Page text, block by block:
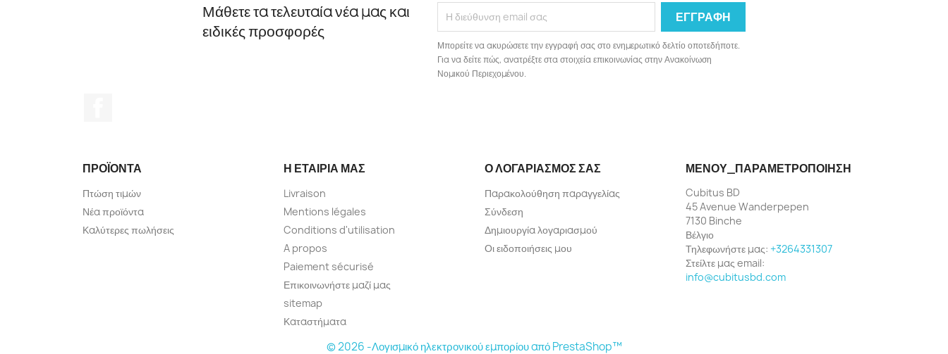
Μάθετε τα τελευταία νέα μας και
ειδικές προσφορές
Μπορείτε να ακυρώσετε την εγγραφή σας στο ενημερωτικό δελτίο οποτεδήποτε.
Για να δείτε πώς, ανατρέξτε στα στοιχεία επικοινωνίας στην Ανακοίνωση
Νομικού Περιεχομένου.
ΠΡΟΪΌΝΤΑ
Πτώση τιμών
Νέα προϊόντα
Καλύτερες πωλήσεις
Η ΕΤΑΙΡΊΑ ΜΑΣ
Livraison
Mentions légales
Conditions d'utilisation
A propos
Paiement sécurisé
Επικοινωνήστε μαζί μας
sitemap
Καταστήματα
Ο ΛΟΓΑΡΙΑΣΜΌΣ ΣΑΣ
Παρακολούθηση παραγγελίας
Σύνδεση
Δημιουργία λογαριασμού
Οι ειδοποιήσεις μου
ΜΕΝΟΎ_ΠΑΡΑΜΕΤΡΟΠΟΊΗΣΗ
Cubitus BD
45 Avenue Wanderpepen
7130 Binche
Βέλγιο
Τηλεφωνήστε μας: +3264331307
Στείλτε μας email:
info@cubitusbd.com
© 2026 -Λογισμικό ηλεκτρονικού εμπορίου από PrestaShop™